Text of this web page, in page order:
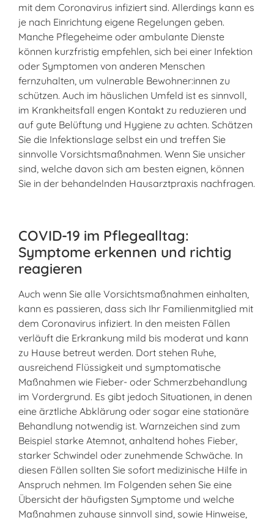
mit dem Coronavirus infiziert sind. Allerdings kann es
je nach Einrichtung eigene Regelungen geben.
Manche Pflegeheime oder ambulante Dienste
können kurzfristig empfehlen, sich bei einer Infektion
oder Symptomen von anderen Menschen
fernzuhalten, um vulnerable Bewohner:innen zu
schützen. Auch im häuslichen Umfeld ist es sinnvoll,
im Krankheitsfall engen Kontakt zu reduzieren und
auf gute Belüftung und Hygiene zu achten. Schätzen
Sie die Infektionslage selbst ein und treffen Sie
sinnvolle Vorsichtsmaßnahmen. Wenn Sie unsicher
sind, welche davon sich am besten eignen, können
Sie in der behandelnden Hausarztpraxis nachfragen.
COVID-19 im Pflegealltag:
Symptome erkennen und richtig
reagieren
Auch wenn Sie alle Vorsichtsmaßnahmen einhalten,
kann es passieren, dass sich Ihr Familienmitglied mit
dem Coronavirus infiziert. In den meisten Fällen
verläuft die Erkrankung mild bis moderat und kann
zu Hause betreut werden. Dort stehen Ruhe,
ausreichend Flüssigkeit und symptomatische
Maßnahmen wie Fieber- oder Schmerzbehandlung
im Vordergrund. Es gibt jedoch Situationen, in denen
eine ärztliche Abklärung oder sogar eine stationäre
Behandlung notwendig ist. Warnzeichen sind zum
Beispiel starke Atemnot, anhaltend hohes Fieber,
starker Schwindel oder zunehmende Schwäche. In
diesen Fällen sollten Sie sofort medizinische Hilfe in
Anspruch nehmen. Im Folgenden sehen Sie eine
Übersicht der häufigsten Symptome und welche
Maßnahmen zuhause sinnvoll sind, sowie Hinweise,